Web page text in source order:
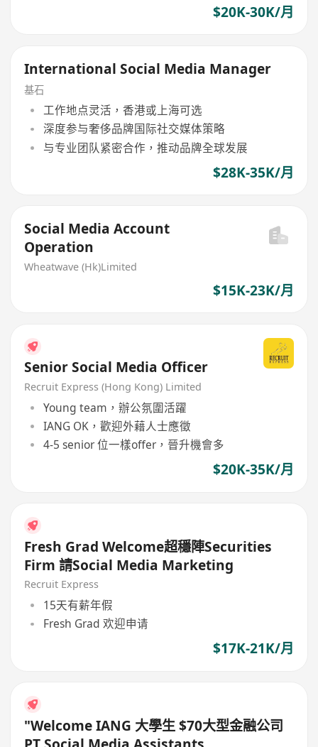
$20K-30K/月
International Social Media Manager
基石
工作地点灵活，香港或上海可选
深度参与奢侈品牌国际社交媒体策略
与专业团队紧密合作，推动品牌全球发展
$28K-35K/月
Social Media Account
Operation
Wheatwave (Hk)Limited
$15K-23K/月
Senior Social Media Officer
Recruit Express (Hong Kong) Limited
Young team，辦公氛圍活躍
IANG OK，歡迎外藉人士應徵
4-5 senior 位一樣offer，晉升機會多
$20K-35K/月
Fresh Grad Welcome超穩陣Securities
Firm 請Social Media Marketing
Recruit Express
15天有薪年假
Fresh Grad 欢迎申请
$17K-21K/月
"Welcome IANG 大學生 $70大型金融公司